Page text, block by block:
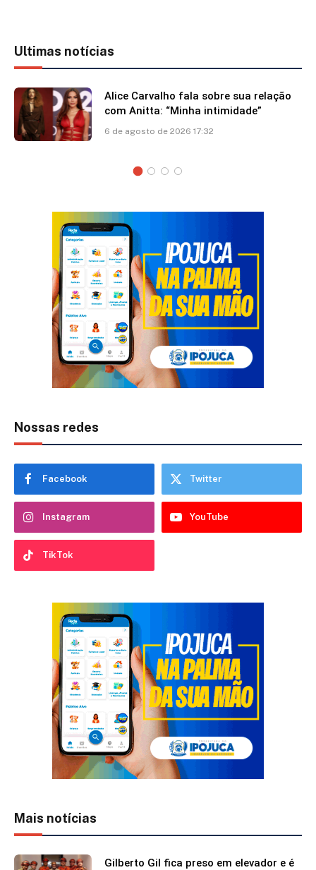
Ultimas notícias
Alice Carvalho fala sobre sua relação
com Anitta: “Minha intimidade”
6 de agosto de 2026 17:32
Nossas redes
Facebook Twitter
Instagram YouTube
TikTok
Mais notícias
Gilberto Gil fica preso em elevador e é